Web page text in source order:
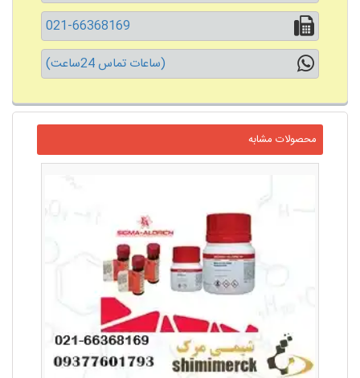
021-66368169
(ساعات تماس 24ساعت)
محصولات مشابه